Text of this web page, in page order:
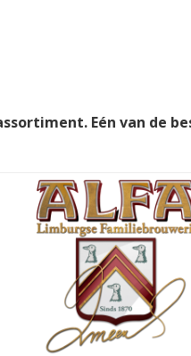
Eén van de